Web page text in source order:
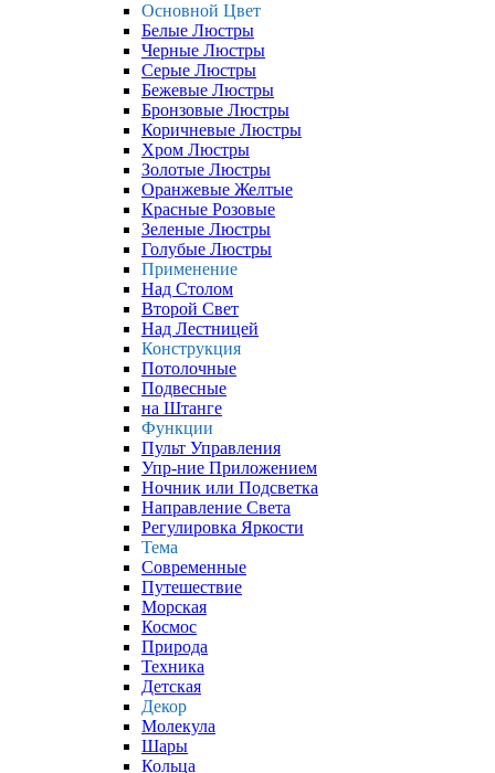
Основной Цвет
Белые Люстры
Черные Люстры
Серые Люстры
Бежевые Люстры
Бронзовые Люстры
Коричневые Люстры
Хром Люстры
Золотые Люстры
Оранжевые Желтые
Красные Розовые
Зеленые Люстры
Голубые Люстры
Применение
Над Столом
Второй Свет
Над Лестницей
Конструкция
Потолочные
Подвесные
на Штанге
Функции
Пульт Управления
Упр-ние Приложением
Ночник или Подсветка
Направление Света
Регулировка Яркости
Тема
Современные
Путешествие
Морская
Космос
Природа
Техника
Детская
Декор
Молекула
Шары
Кольца